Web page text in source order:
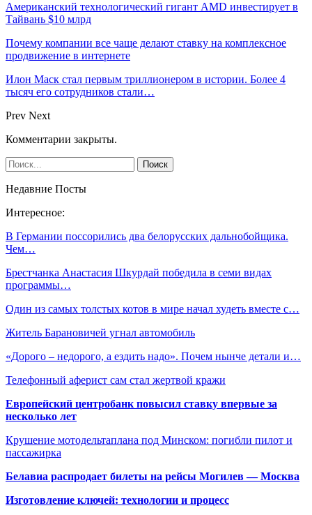
Американский технологический гигант AMD инвестирует в
Тайвань $10 млрд
Почему компании все чаще делают ставку на комплексное
продвижение в интернете
Илон Маск стал первым триллионером в истории. Более 4
тысяч его сотрудников стали…
Prev Next
Комментарии закрыты.
Недавние Посты
Интересное:
В Германии поссорились два белорусских дальнобойщика.
Чем…
Брестчанка Анастасия Шкурдай победила в семи видах
программы…
Один из самых толстых котов в мире начал худеть вместе с…
Житель Барановичей угнал автомобиль
«Дорого – недорого, а ездить надо». Почем нынче детали и…
Телефонный аферист сам стал жертвой кражи
Европейский центробанк повысил ставку впервые за
несколько лет
Крушение мотодельтаплана под Минском: погибли пилот и
пассажирка
Белавиа распродает билеты на рейсы Могилев — Москва
Изготовление ключей: технологии и процесс